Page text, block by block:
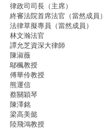
律政司司長（主席）
終審法院首席法官（當然成員）
法律草擬專員（當然成員）
林文瀚法官
譚允芝資深大律師
陳淑薇
鄔楓教授
傅華伶教授
熊運信
蔡關穎琴
陳澤銘
梁高美懿
陸飛鴻教授